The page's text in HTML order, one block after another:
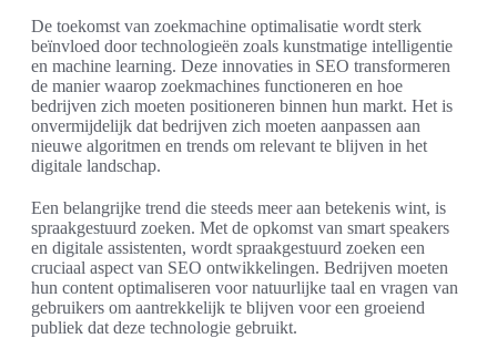
De toekomst van zoekmachine optimalisatie wordt sterk
beïnvloed door technologieën zoals kunstmatige intelligentie
en machine learning. Deze innovaties in SEO transformeren
de manier waarop zoekmachines functioneren en hoe
bedrijven zich moeten positioneren binnen hun markt. Het is
onvermijdelijk dat bedrijven zich moeten aanpassen aan
nieuwe algoritmen en trends om relevant te blijven in het
digitale landschap.
Een belangrijke trend die steeds meer aan betekenis wint, is
spraakgestuurd zoeken. Met de opkomst van smart speakers
en digitale assistenten, wordt spraakgestuurd zoeken een
cruciaal aspect van SEO ontwikkelingen. Bedrijven moeten
hun content optimaliseren voor natuurlijke taal en vragen van
gebruikers om aantrekkelijk te blijven voor een groeiend
publiek dat deze technologie gebruikt.